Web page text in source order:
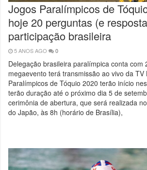
Jogos Paralímpicos de
hoje 20 perguntas (e
participação brasileira
5 ANOS AGO 0
Delegação brasileira paralímpica conta com
megaevento terá transmissão ao vivo da TV
Paralímpicos de Tóquio 2020 terão início
terão duração até o próximo dia 5 de
cerimônia de abertura, que será realizada
do Japão, às 8h (horário de Brasília),